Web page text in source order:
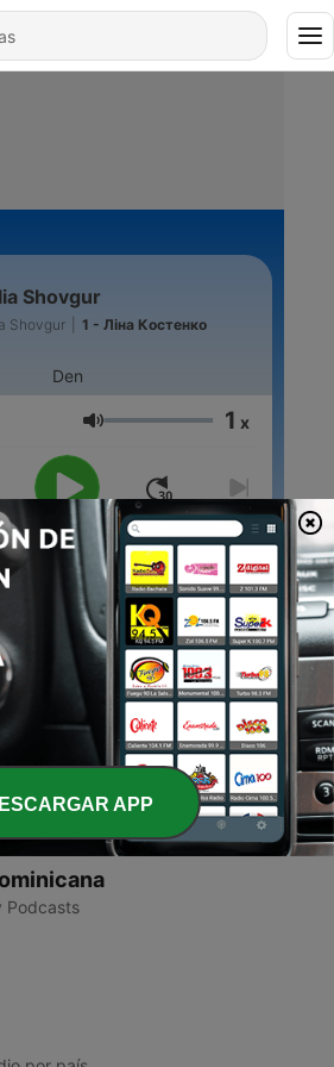
Shovgur
Shovgur 1 - Ліна Костенко
Den
Volumen 1 x
00:00
Podcasts
APP